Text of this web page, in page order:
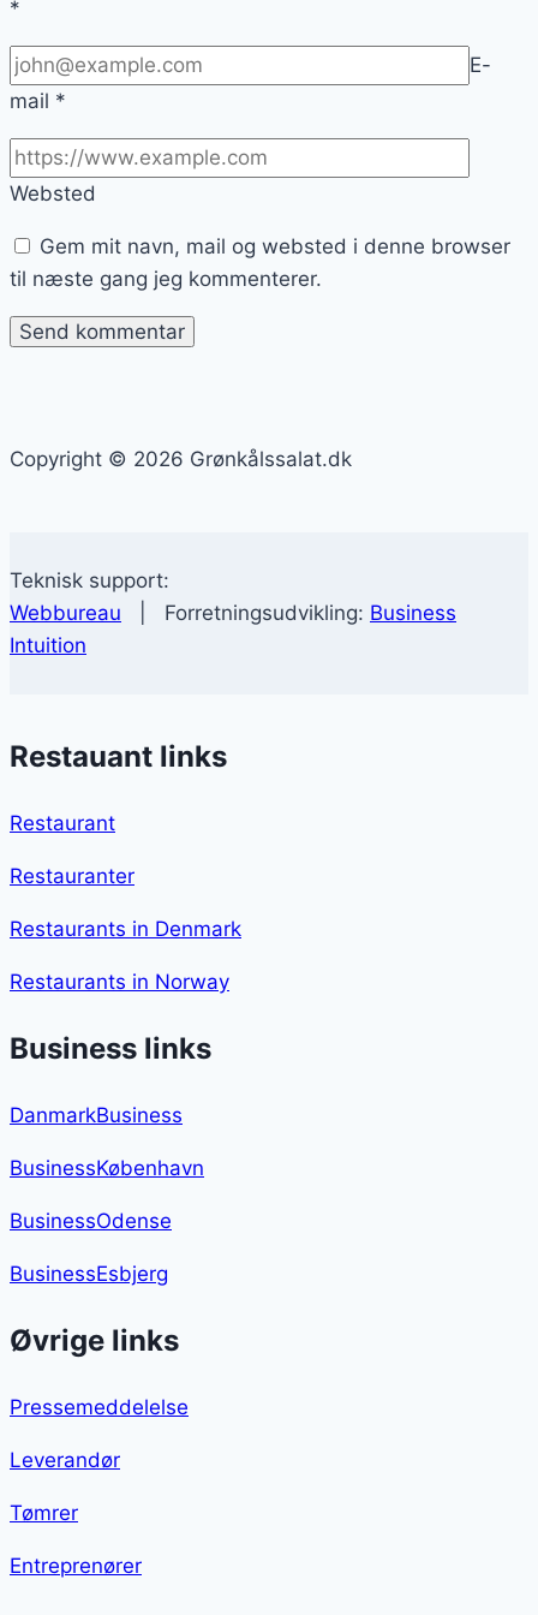
*
E-
mail *
Websted
Gem mit navn, mail og websted i denne browser
til næste gang jeg kommenterer.
Copyright © 2026 Grønkålssalat.dk
Teknisk support:
Webbureau | Forretningsudvikling: Business
Intuition
Restauant links
Restaurant
Restauranter
Restaurants in Denmark
Restaurants in Norway
Business links
DanmarkBusiness
BusinessKøbenhavn
BusinessOdense
BusinessEsbjerg
Øvrige links
Pressemeddelelse
Leverandør
Tømrer
Entreprenører